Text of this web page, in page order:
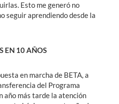
Esto me generó no
seguir aprendiendo desde la
EN 10 AÑOS
en marcha de BETA, a
del Programa
año más tarde la atención